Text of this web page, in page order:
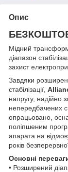
Опис
Мідний
діапазон
захист
Завдяки
стабілізації,
напругу, надійно
непередбачених
опрацьовано,
поліпшеним
апарата на
років
Основні
• Розширений